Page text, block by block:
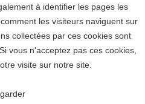
à identifier les pages les
les visiteurs naviguent sur
collectées par ces cookies sont
vous n'acceptez pas ces cookies,
visite sur notre site.